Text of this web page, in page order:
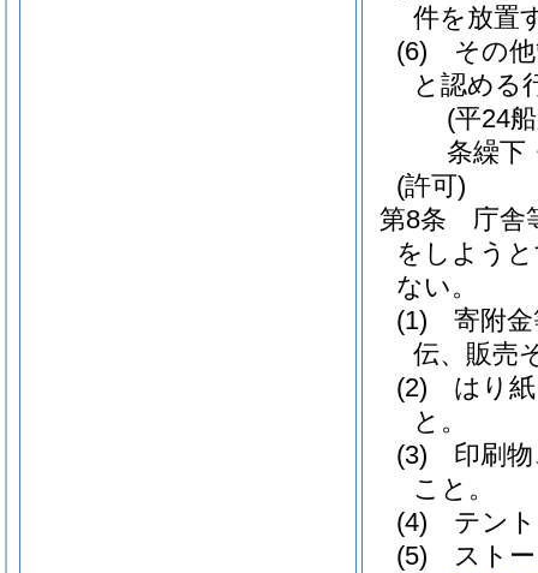
件を放置
(6)
その
と認める
(平24
条繰下
(許可)
第8条
庁舎
をしよう
ない。
(1)
寄附
伝、販売
(2)
はり
と。
(3)
印刷
こと。
(4)
テン
(5)
スト